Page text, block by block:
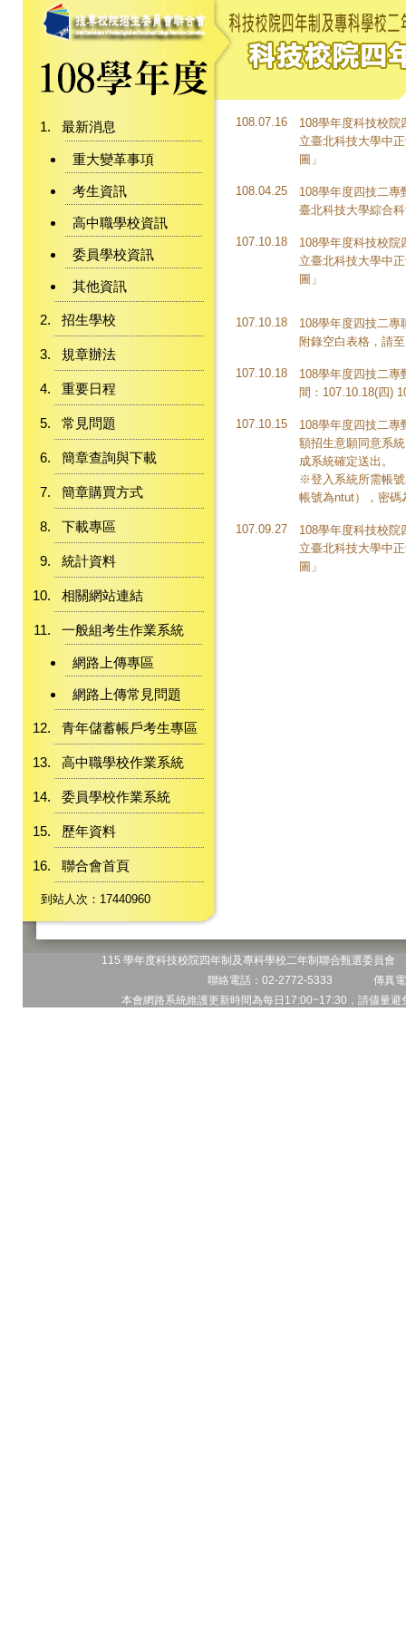
最新消息
重大變革事項
考生資訊
高中職學校資訊
委員學校資訊
其他資訊
招生學校
規章辦法
重要日程
常見問題
簡章查詢與下載
簡章購買方式
下載專區
統計資料
相關網站連結
一般組考生作業系統
網路上傳專區
網路上傳常見問題
青年儲蓄帳戶考生專區
高中職學校作業系統
委員學校作業系統
歷年資料
聯合會首頁
到站人次：17440960
108.07.16
108學年度科技校院
立臺北科技大學中
圖」
108.04.25
108學年度四技二
臺北科技大學綜合
107.10.18
108學年度科技校院
立臺北科技大學中
圖」
107.10.18
108學年度四技二
附錄空白表格，請
107.10.18
108學年度四技二專
間：107.10.18(四)
107.10.15
108學年度四技二
額招生意願同意系
成系統確定送出。
※登入系統所需帳
帳號為ntut），密碼
107.09.27
108學年度科技校院
立臺北科技大學中
圖」
115 學年度科技校院四年制及專科學校二年制聯合甄選委員
聯絡電話：02-2772-5333 傳真
本會網路系統維護更新時間為每日17:00~17:30，請儘量